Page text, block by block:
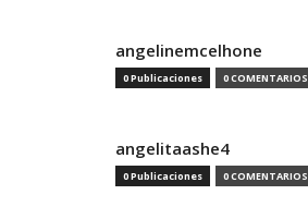
angelinemcelhone
0 Publicaciones 0 COMENTARIOS
angelitaashe4
0 Publicaciones 0 COMENTARIOS